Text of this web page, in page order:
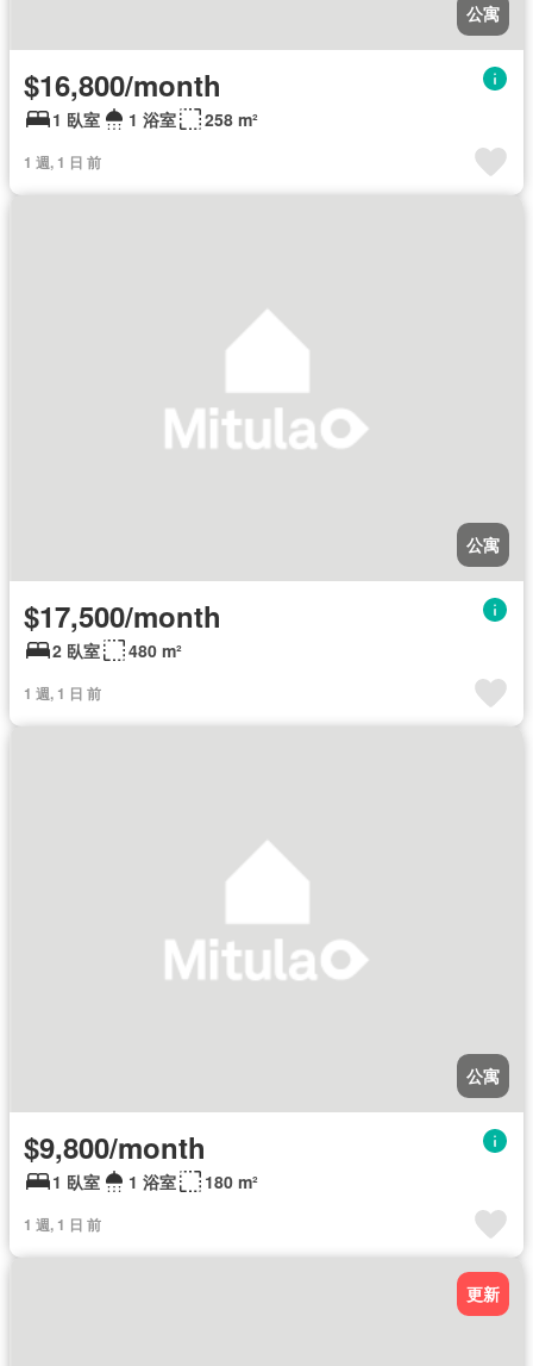
公寓
$16,800/month
1 臥室 1 浴室 258 m²
1 週, 1 日 前
公寓
$17,500/month
2 臥室 480 m²
1 週, 1 日 前
公寓
$9,800/month
1 臥室 1 浴室 180 m²
1 週, 1 日 前
更新